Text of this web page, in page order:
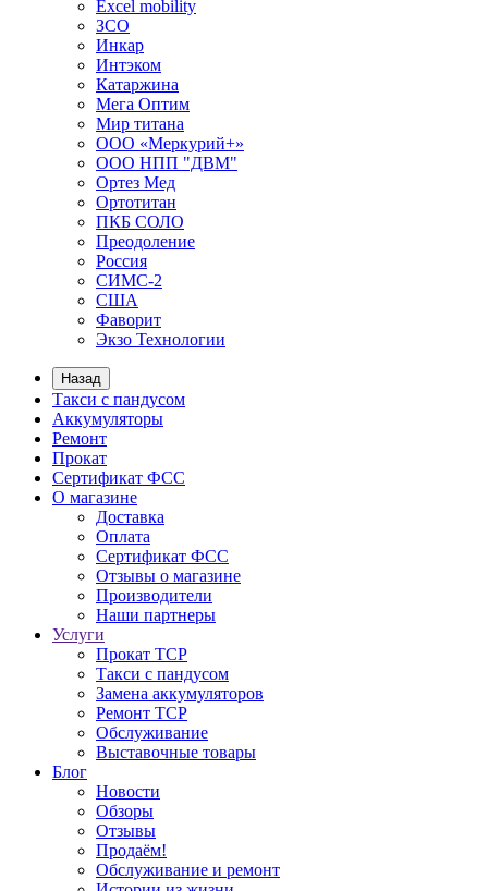
Еxcel mobility
ЗСО
Инкар
Интэком
Катаржина
Мега Оптим
Мир титана
ООО «Меркурий+»
ООО НПП "ДВМ"
Ортез Мед
Ортотитан
ПКБ СОЛО
Преодоление
Россия
СИМС-2
США
Фаворит
Экзо Технологии
Назад
Такси с пандусом
Аккумуляторы
Ремонт
Прокат
Сертификат ФСС
О магазине
Доставка
Оплата
Сертификат ФСС
Отзывы о магазине
Производители
Наши партнеры
Услуги
Прокат ТСР
Такси с пандусом
Замена аккумуляторов
Ремонт ТСР
Обслуживание
Выставочные товары
Блог
Новости
Обзоры
Отзывы
Продаём!
Обслуживание и ремонт